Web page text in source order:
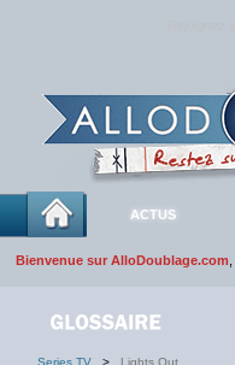
ACTUS
Bienvenue sur AlloDoublage.com
Series TV > Lights Out